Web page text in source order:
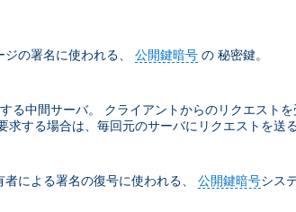
の署名に使われる、 公開鍵暗号 の 秘密鍵。
る中間サーバ。 クライアントからのリクエスト
する場合は、毎回元のサーバにリクエストを
による署名の復号に使われる、 公開鍵暗号シス